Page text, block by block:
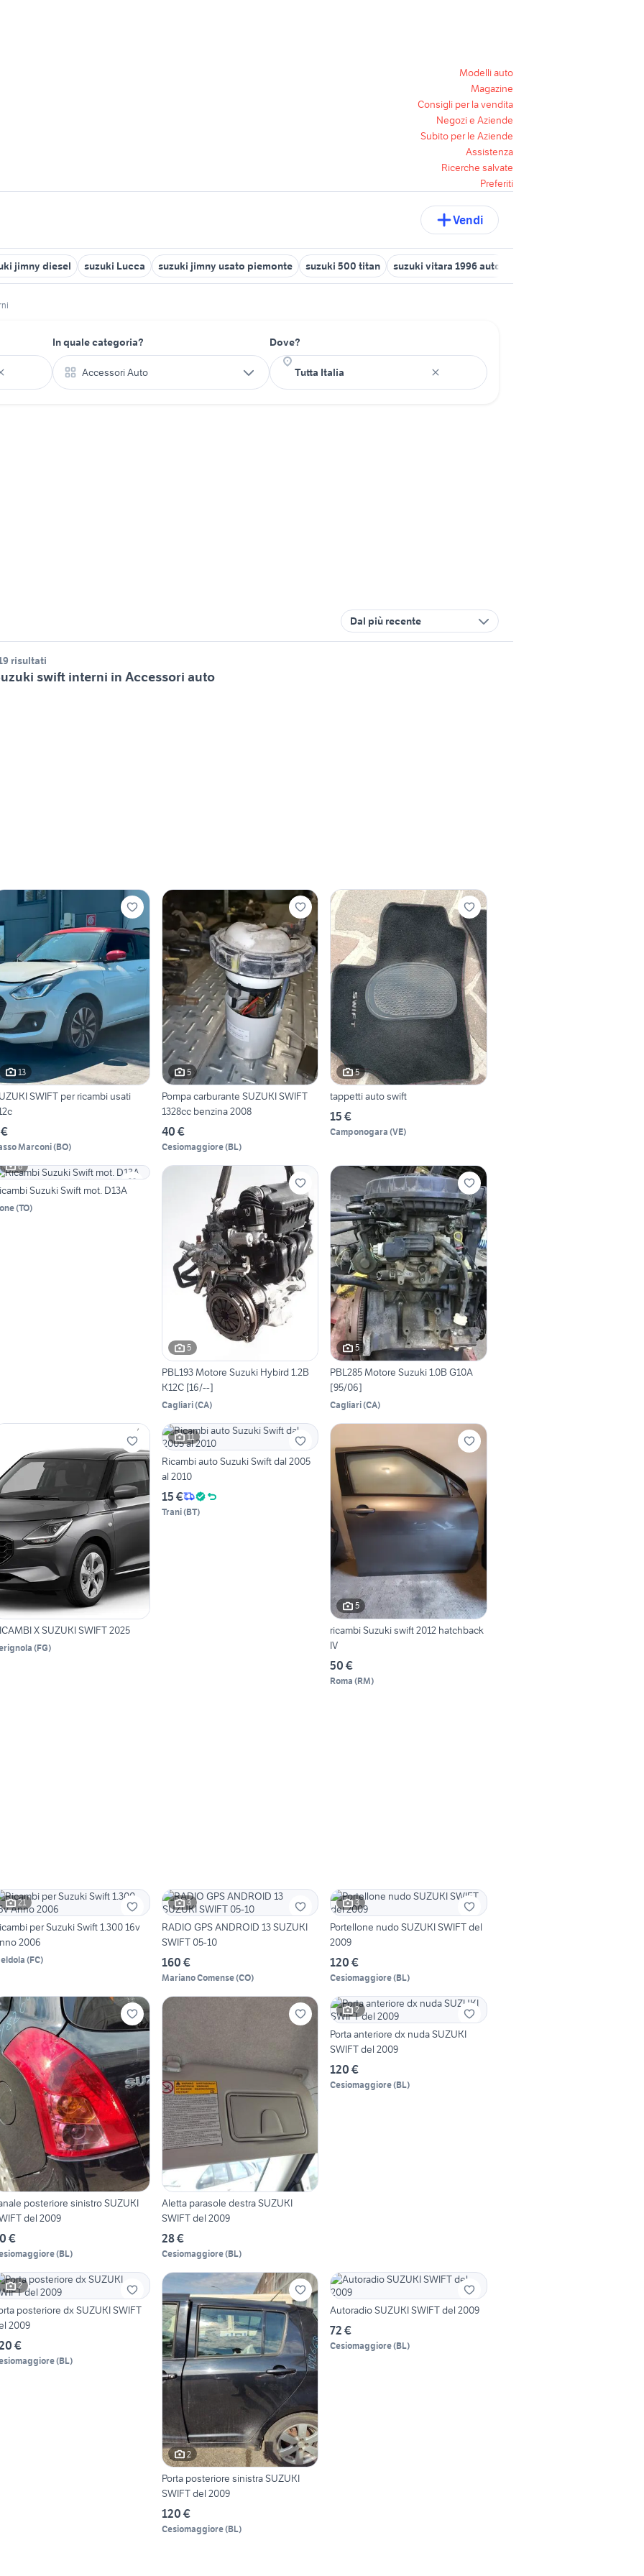
Modelli auto
Magazine
Consigli per la vendita
Negozi e Aziende
Subito per le Aziende
Assistenza
Ricerche salvate
Preferiti
Vendi
jimny diesel suzuki Lucca suzuki jimny usato piemonte suzuki 500 titan suzuki vitara 1996 auto
In quale categoria?
Accessori Auto
Dove?
Dal più recente
risultati
swift interni in Accessori auto
13
SWIFT per ricambi usati
Marconi(BO)
5
Pompa carburante SUZUKI SWIFT
1328cc benzina 2008
40 €
Cesiomaggiore(BL)
5
tappetti auto swift
15 €
Camponogara (VE)
6
Suzuki Swift mot. D13A
(TO)
5
PBL193 Motore Suzuki Hybird 1.2B
K12C [16/--]
Cagliari(CA)
5
PBL285 Motore Suzuki 1.0B G10A
[95/06]
Cagliari(CA)
X SUZUKI SWIFT 2025
(FG)
11
Ricambi auto Suzuki Swift dal 2005
al 2010
15 €
Trani(BT)
5
ricambi Suzuki swift 2012 hatchback
IV
50 €
Roma (RM)
21
per Suzuki Swift 1.300 16v
2006
(FC)
3
RADIO GPS ANDROID 13 SUZUKI
SWIFT 05-10
160 €
Mariano Comense(CO)
3
Portellone nudo SUZUKI SWIFT del
2009
120 €
Cesiomaggiore(BL)
posteriore sinistro SUZUKI
del 2009
€
(BL)
Aletta parasole destra SUZUKI
SWIFT del 2009
28 €
Cesiomaggiore(BL)
2
Porta anteriore dx nuda SUZUKI
SWIFT del 2009
120 €
Cesiomaggiore(BL)
2
posteriore dx SUZUKI SWIFT
2009
€
(BL)
2
Porta posteriore sinistra SUZUKI
SWIFT del 2009
120 €
Cesiomaggiore(BL)
Autoradio SUZUKI SWIFT del 2009
72 €
Cesiomaggiore(BL)